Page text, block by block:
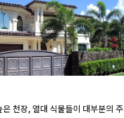
천장, 열대 식물들이 대부분의 주